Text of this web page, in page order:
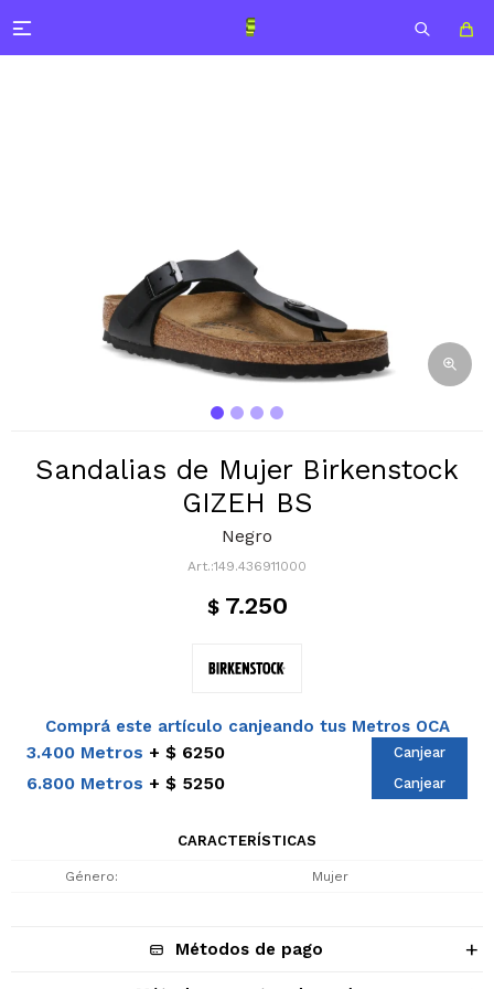

Sandalias de Mujer Birkenstock
GIZEH BS
Negro
149.436911000
$ 7.250
Comprá este artículo canjeando tus Metros OCA
3.400 Metros $ 6250 Canjear
6.800 Metros $ 5250 Canjear
CARACTERÍSTICAS
Género Mujer
Métodos de pago